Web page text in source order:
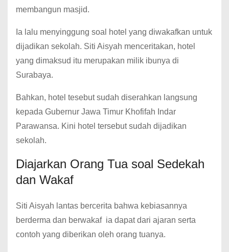
membangun masjid.
Ia lalu menyinggung soal hotel yang diwakafkan untuk
dijadikan sekolah. Siti Aisyah menceritakan, hotel
yang dimaksud itu merupakan milik ibunya di
Surabaya.
Bahkan, hotel tesebut sudah diserahkan langsung
kepada Gubernur Jawa Timur Khofifah Indar
Parawansa. Kini hotel tersebut sudah dijadikan
sekolah.
Diajarkan Orang Tua soal Sedekah
dan Wakaf
Siti Aisyah lantas bercerita bahwa kebiasannya
berderma dan berwakaf ia dapat dari ajaran serta
contoh yang diberikan oleh orang tuanya.